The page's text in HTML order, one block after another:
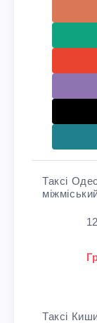
Таксі
У
Таксі